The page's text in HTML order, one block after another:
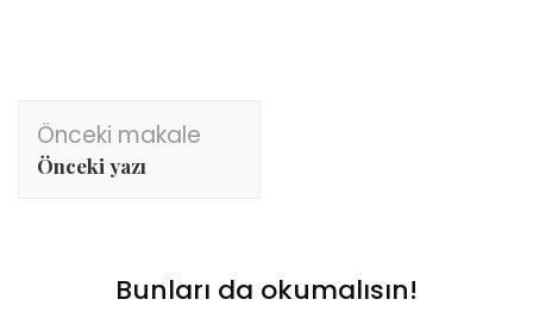
Yazı
dolaşımı
Önceki makale
Önceki yazı
Bunları da okumalısın!